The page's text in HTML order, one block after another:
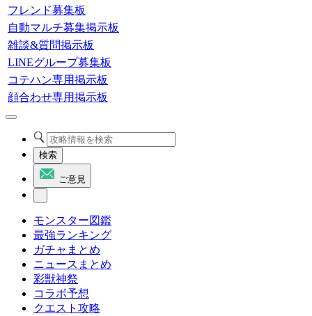
フレンド募集板
自動マルチ募集掲示板
雑談&質問掲示板
LINEグループ募集板
コテハン専用掲示板
顔合わせ専用掲示板
検索
ご意見
モンスター図鑑
最強ランキング
ガチャまとめ
ニュースまとめ
彩獣神祭
コラボ予想
クエスト攻略